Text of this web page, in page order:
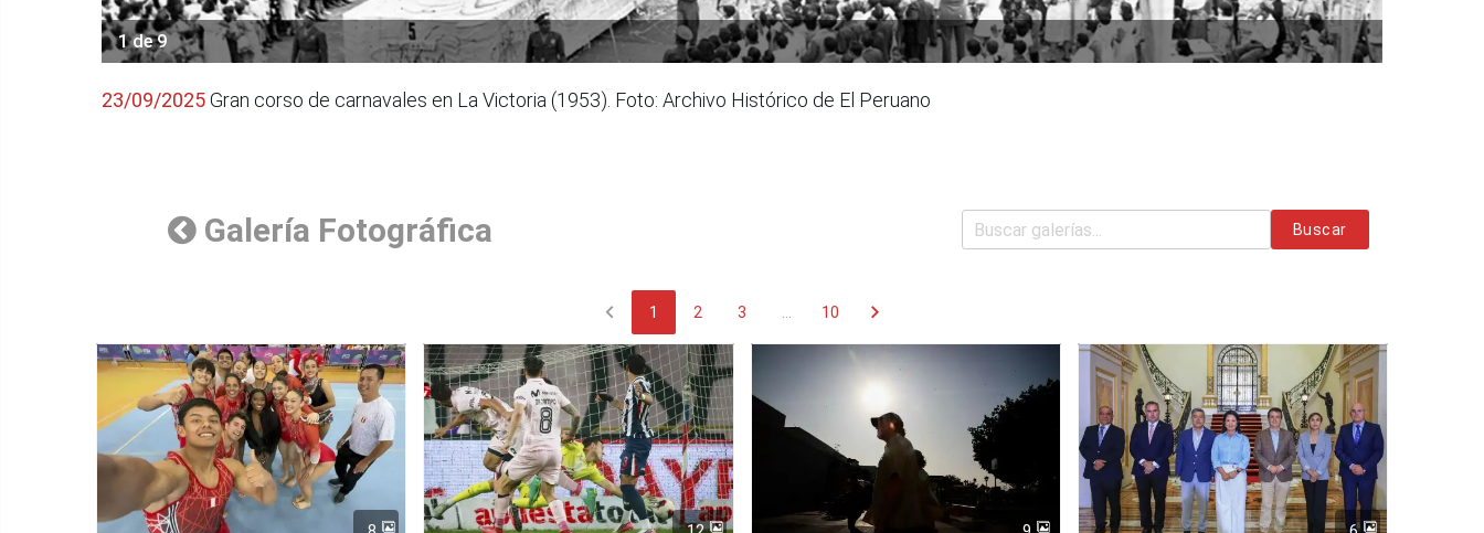
1 de 9
23/09/2025Gran corso de carnavales en La Victoria (1953). Foto: Archivo Histórico de El Peruano
Galería Fotográfica Buscar
chevron_left 1 2 3 ... 10 chevron_right